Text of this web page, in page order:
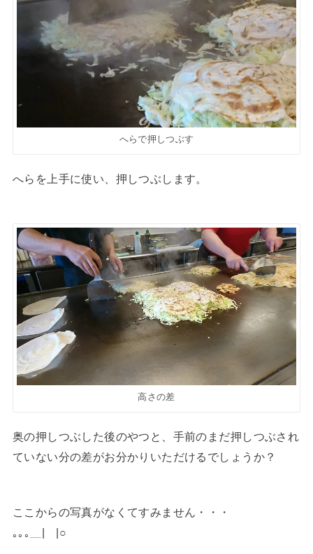
へらで押しつぶす
へらを上手に使い、押しつぶします。
高さの差
奥の押しつぶした後のやつと、手前のまだ押しつぶされ
ていない分の差がお分かりいただけるでしょうか？
ここからの写真がなくてすみません・・・
｡｡｡＿|￣|○